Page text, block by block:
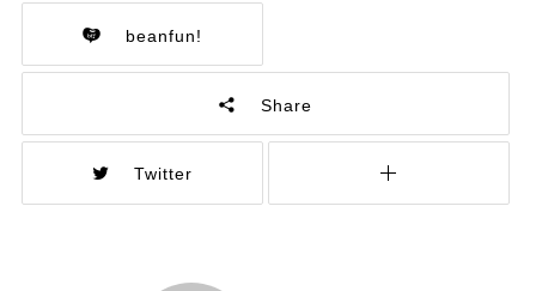
beanfun!
Share
Twitter